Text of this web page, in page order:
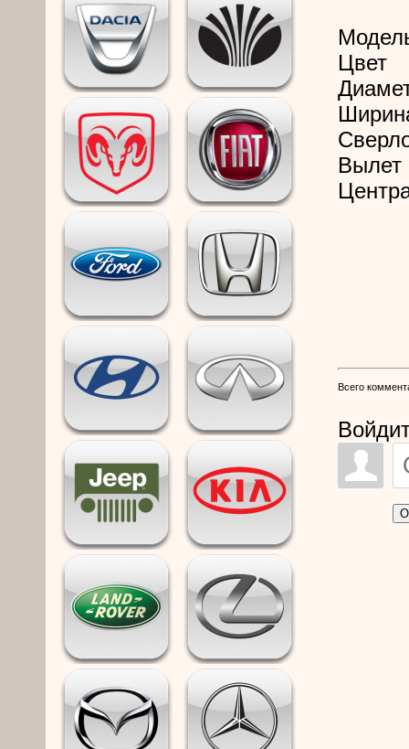
Цвет
Вылет
Всего